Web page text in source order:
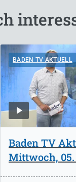
BADEN TV AKTUELL
Baden TV
Mittwoch, 05.